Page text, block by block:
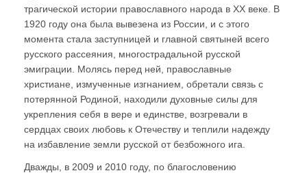
трагической истории православного народа в ХХ веке. В
1920 году она была вывезена из России, и с этого
момента стала заступницей и главной святыней всего
русского рассеяния, многострадальной русской
эмиграции. Молясь перед ней, православные
христиане, измученные изгнанием, обретали связь с
потерянной Родиной, находили духовные силы для
укрепления себя в вере и единстве, возгревали в
сердцах своих любовь к Отечеству и теплили надежду
на избавление земли русской от безбожного ига.
Дважды, в 2009 и 2010 году, по благословению